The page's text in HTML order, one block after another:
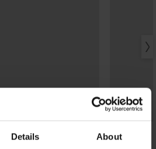
Details About
4,4
Bestseller